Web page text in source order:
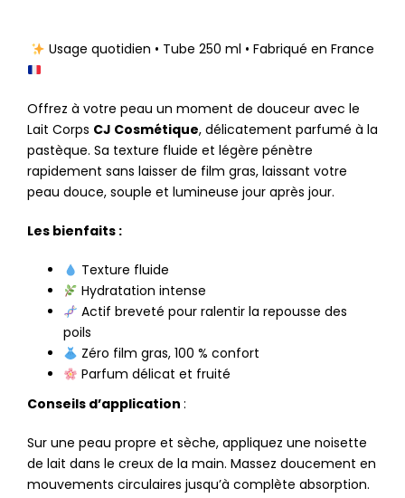
Usage quotidien • Tube 250 ml • Fabriqué en France
Offrez à votre peau un moment de douceur avec le
Lait Corps CJ Cosmétique, délicatement parfumé à la
pastèque. Sa texture fluide et légère pénètre
rapidement sans laisser de film gras, laissant votre
peau douce, souple et lumineuse jour après jour.
Les bienfaits :
Texture fluide
Hydratation intense
Actif breveté pour ralentir la repousse des
poils
Zéro film gras, 100 % confort
Parfum délicat et fruité
Conseils d’application :
Sur une peau propre et sèche, appliquez une noisette
de lait dans le creux de la main. Massez doucement en
mouvements circulaires jusqu’à complète absorption.